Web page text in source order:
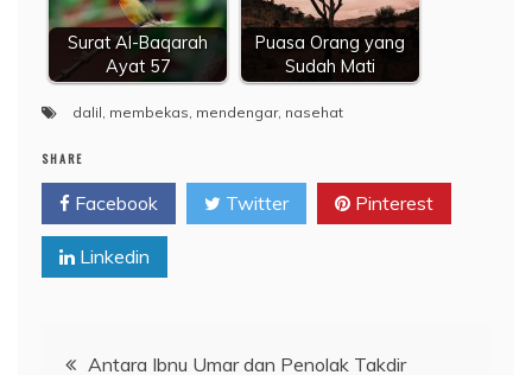
Surat Al-Baqarah
Ayat 57
Puasa Orang yang
Sudah Mati
dalil, membekas, mendengar, nasehat
SHARE
Facebook Twitter Pinterest
Linkedin
Navigasi
Antara Ibnu Umar dan Penolak Takdir